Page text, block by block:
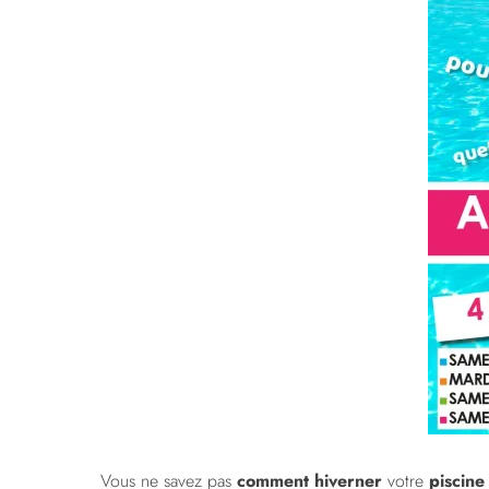
Vous ne savez pas comment hiverner votre piscine